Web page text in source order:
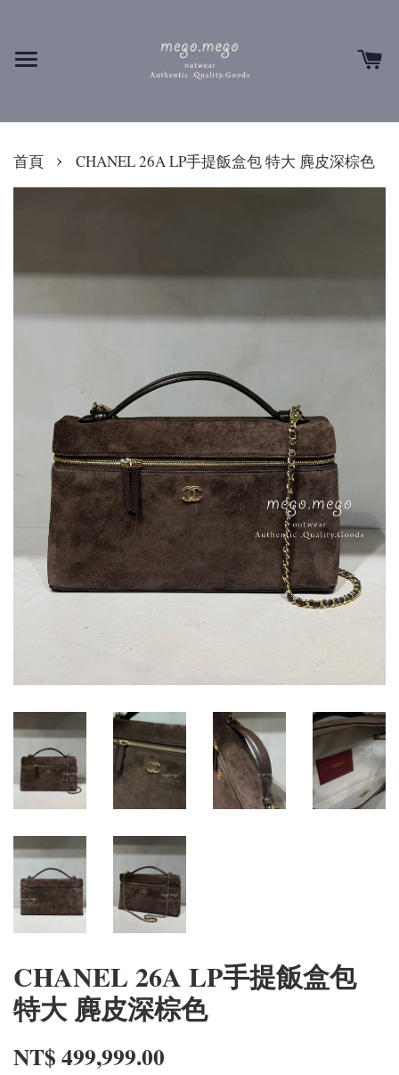
首頁 › CHANEL 26A LP手提飯盒包 特大 麂皮深棕色
CHANEL 26A LP手提飯盒包
特大 麂皮深棕色
NT$ 499,999.00